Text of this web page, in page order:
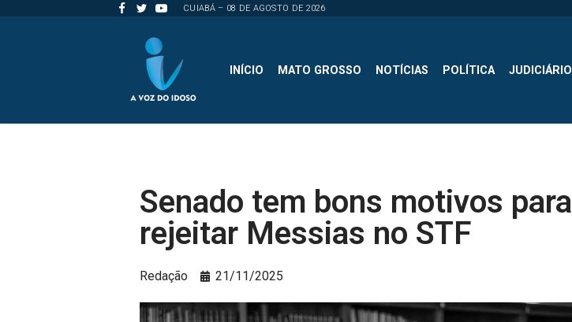
CUIABÁ – 08 DE AGOSTO DE 2026
INÍCIO MATO GROSSO NOTÍCIAS POLÍTICA JUDICIÁRIO
Senado tem bons motivos para
rejeitar Messias no STF
Redação 21/11/2025